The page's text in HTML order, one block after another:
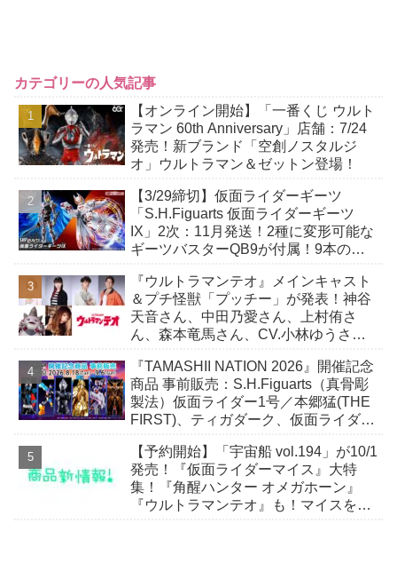
カテゴリーの人気記事
【オンライン開始】「一番くじ ウルト
ラマン 60th Anniversary」店舗：7/24
発売！新ブランド「空創ノスタルジ
オ」ウルトラマン＆ゼットン登場！
【3/29締切】仮面ライダーギーツ
「S.H.Figuarts 仮面ライダーギーツ
IX」2次：11月発送！2種に変形可能な
ギーツバスターQB9が付属！9本の尾
『ウルトラマンテオ』メインキャスト
＆プチ怪獣「プッチー」が発表！神谷
天音さん、中田乃愛さん、上村侑さ
ん、森本竜馬さん、CV.小林ゆうさ
『TAMASHII NATION 2026』開催記念
商品 事前販売：S.H.Figuarts（真骨彫
製法）仮面ライダー1号／本郷猛(THE
FIRST)、ティガダーク、仮面ライダー
【予約開始】「宇宙船 vol.194」が10/1
発売！『仮面ライダーマイス』大特
集！『角醒ハンター オメガホーン』
『ウルトラマンテオ』も！マイスをよ